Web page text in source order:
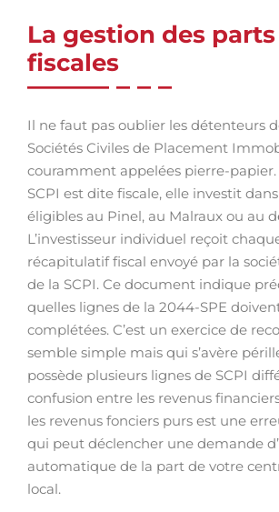
La gestion des parts
fiscales
Il ne faut pas oublier les détenteurs
Sociétés Civiles de Placement
couramment appelées pierre-papier.
SCPI est dite fiscale, elle investit
éligibles au Pinel, au Malraux ou au
L’investisseur individuel reçoit
récapitulatif fiscal envoyé par la
de la SCPI. Ce document indique
quelles lignes de la 2044-SPE
complétées. C’est un exercice de
semble simple mais qui s’avère
possède plusieurs lignes de SCPI
confusion entre les revenus
les revenus fonciers purs est une
qui peut déclencher une demande
automatique de la part de votre
local.